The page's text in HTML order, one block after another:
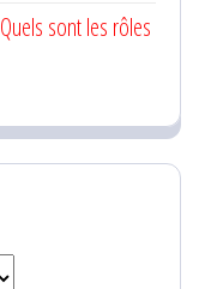
Quels sont les rôles